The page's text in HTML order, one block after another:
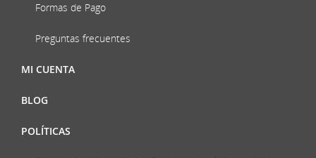
Formas de Pago
Preguntas frecuentes
MI CUENTA
BLOG
POLÍTICAS